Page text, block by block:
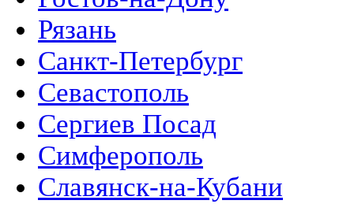
Рязань
Санкт-Петербург
Севастополь
Сергиев Посад
Симферополь
Славянск-на-Кубани